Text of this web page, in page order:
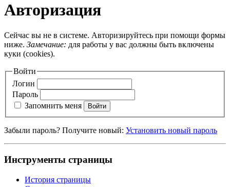
Авторизация
Сейчас вы не в системе. Авторизируйтесь при помощи формы
ниже. Замечание: для работы у вас должны быть включены
куки (cookies).
Войти
Логин
Пароль
Запомнить меня
Войти
Забыли пароль? Получите новый: Установить новый пароль
Инструменты страницы
История страницы